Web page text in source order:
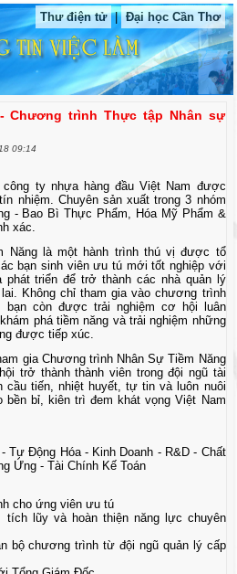
Thư điện tử | Đại học Cần Thơ
Chương trình Thực tập Nhân sự
09:14
ty nhựa hàng đầu Việt Nam được
nhiệm. Chuyên sản xuất trong 3 nhóm
- Bao Bì Thực Phẩm, Hóa Mỹ Phẩm &
xác.
Năng là một hành trình thú vị được tổ
bạn sinh viên ưu tú mới tốt nghiệp với
triển để trở thành các nhà quản lý
Không chỉ tham gia vào chương trình
còn được trải nghiệm cơ hội luân
phá tiềm năng và trải nghiệm những
được tiếp xúc.
gia Chương trình Nhân Sự Tiềm Năng
trở thành thành viên trong đội ngũ tài
cầu tiến, nhiệt huyết, tự tin và luôn nuôi
bền bỉ, kiên trì đem khát vọng Việt Nam
Tự Động Hóa - Kinh Doanh - R&D - Chất
Ứng - Tài Chính Kế Toán
cho ứng viên ưu tú
lũy và hoàn thiện năng lực chuyên
bộ chương trình từ đội ngũ quản lý cấp